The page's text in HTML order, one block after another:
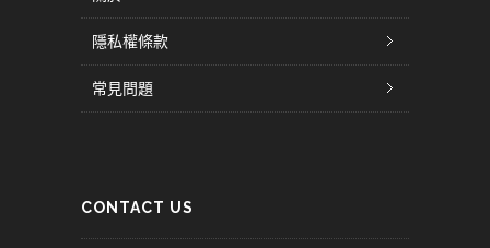
隱私權條款
常見問題
CONTACT US